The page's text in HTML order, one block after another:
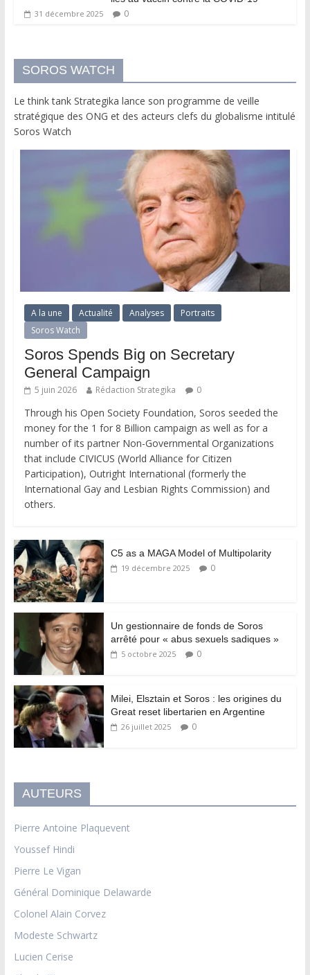
31 décembre 2025 0
SOROS WATCH
Le think tank Strategika lance son programme de veille
stratégique des ONG et des acteurs clefs du globalisme intitulé
Soros Watch
A la une Actualité Analyses
Portraits
Soros Watch
Soros Spends Big on Secretary
General Campaign
5 juin 2026 Rédaction Strategika 0
Through his Open Society Foundation, Soros seeded the
money for the 1 for 8 Billion campaign as well as for a
number of its partner Non-Governmental Organizations
that include CIVICUS (World Alliance for Citizen
Participation), Outright International (formerly the
International Gay and Lesbian Rights Commission) and
others.
C5 as a MAGA Model of Multipolarity
19 décembre 2025 0
Un gestionnaire de fonds de Soros
arrêté pour « abus sexuels sadiques »
5 octobre 2025 0
Milei, Elsztain et Soros : les origines du
Great reset libertarien en Argentine
26 juillet 2025 0
AUTEURS
Pierre Antoine Plaquevent
Youssef Hindi
Pierre Le Vigan
Général Dominique Delawarde
Colonel Alain Corvez
Modeste Schwartz
Lucien Cerise